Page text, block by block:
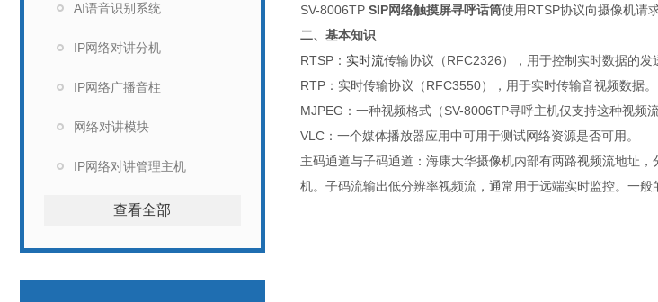
AI语音识别系统
IP网络对讲分机
IP网络广播音柱
网络对讲模块
IP网络对讲管理主机
查看全部
SV-8006TP SIP网络触摸屏寻呼话筒使用RTSP协议向摄像机请
二、基本知识
RTSP ： 实时流传输协议（RFC2326），用于控制实时数据的发
RTP ：实时传输协议（RFC3550），用于实时传输音视频数据。
MJPEG ：一种视频格式（SV-8006TP寻呼主机仅支持这种视频流
VLC ：一个媒体播放器应用中可用于测试网络资源是否可用。
主码通道与子码通道：海康大华摄像机内部有两路视频流地址
机。子码流输出低分辨率视频流，通常用于远端实时监控。一般